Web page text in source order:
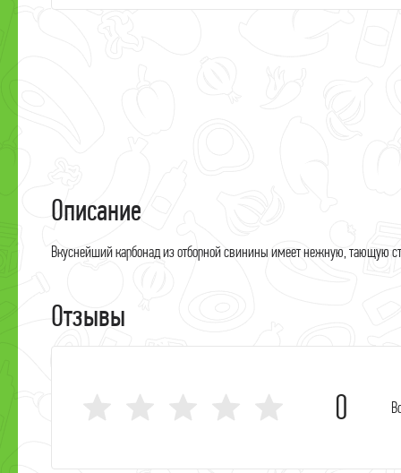
Описание
Вкуснейший карбонад из отборной свинины имеет нежную, тающую
Отзывы
0